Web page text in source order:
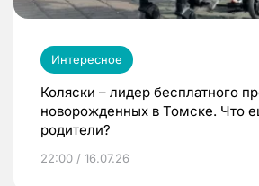
Интересное
Коляски – лидер бесплатного
новорожденных в Томске. Что
родители?
22:00 / 16.07.26